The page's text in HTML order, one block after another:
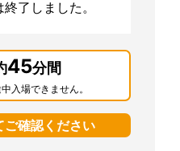
了しました。
45分間
入場できません。
ご確認ください